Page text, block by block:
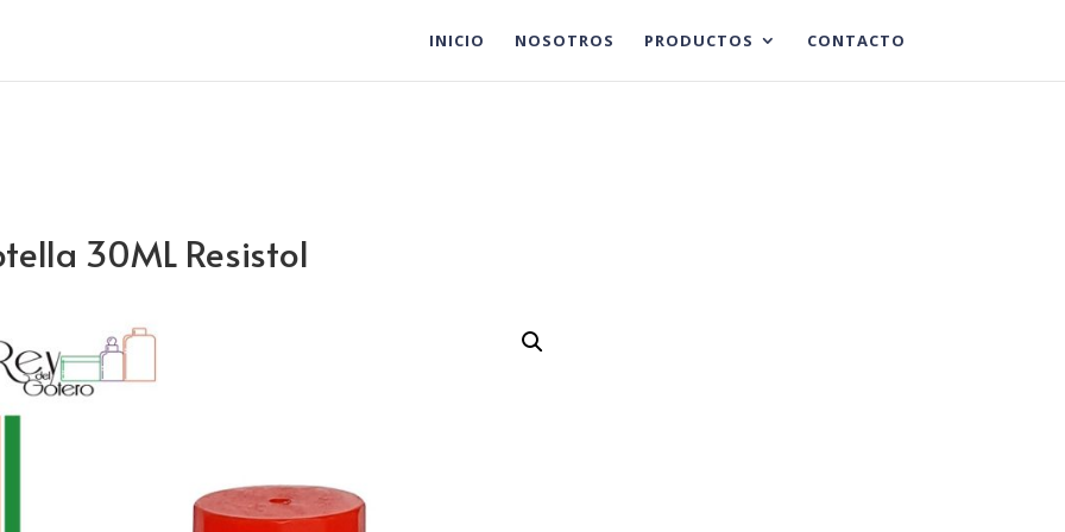
INICIO NOSOTROS PRODUCTOS CONTACTO
30ML Resistol